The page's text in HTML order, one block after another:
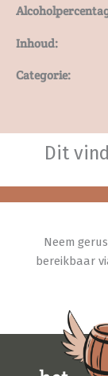
Inhoud:
Categorie:
Dit
Neem
bereikbaar